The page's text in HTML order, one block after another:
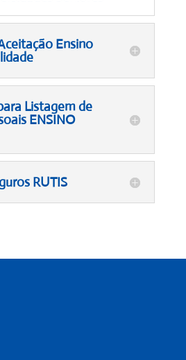
Ensino
Listagem de
ENSINO
RUTIS